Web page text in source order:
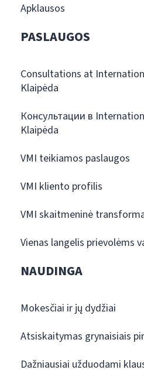
Apklausos
PASLAUGOS
Consultations at
Klaipėda
Консультации в
Klaipėda
VMI teikiamos paslaugos
VMI kliento profilis
VMI skaitmeninė
Vienas langelis prievolėms
NAUDINGA
Mokesčiai ir jų dydžiai
Atsiskaitymas grynaisiais
Dažniausiai užduodami